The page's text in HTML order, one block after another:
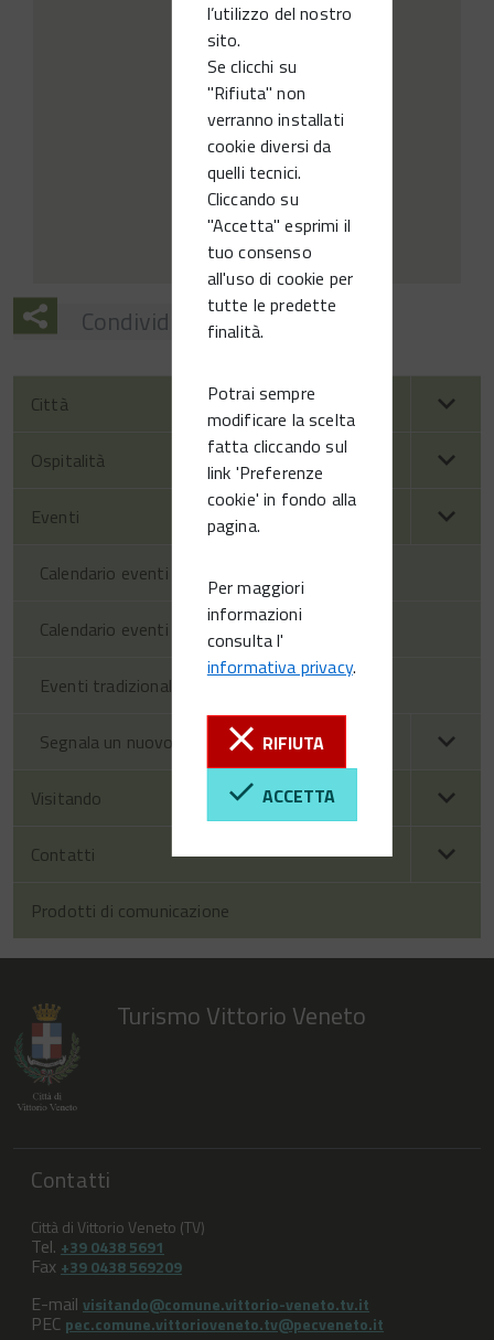
l’utilizzo del nostro
sito.
Se clicchi su
"Rifiuta" non
verranno installati
cookie diversi da
quelli tecnici.
Cliccando su
"Accetta" esprimi il
tuo consenso
all'uso di cookie per
tutte le predette
finalità.
Potrai sempre
modificare la scelta
fatta cliccando sul
link 'Preferenze
cookie' in fondo alla
pagina.
Per maggiori
informazioni
consulta l'
informativa privacy.
RIFIUTA
ACCETTA
Condividi
Città
Ospitalità
Eventi
Calendario eventi territorio
Calendario eventi Vittorio Veneto
Eventi tradizionali
Segnala un nuovo evento
Visitando
Contatti
Prodotti di comunicazione
Turismo Vittorio Veneto
Contatti
Città di Vittorio Veneto (TV)
Tel. +39 0438 5691
Fax +39 0438 569209
E-mail visitando@comune.vittorio-veneto.tv.it
PEC pec.comune.vittorioveneto.tv@pecveneto.it